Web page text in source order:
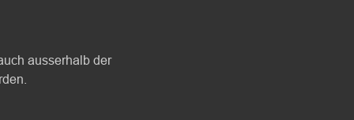
ausserhalb der